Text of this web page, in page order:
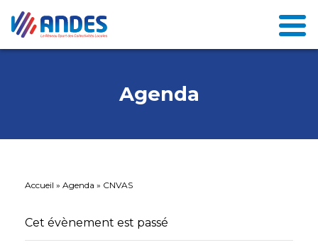
Agenda
Accueil » Agenda » CNVAS
Cet évènement est passé